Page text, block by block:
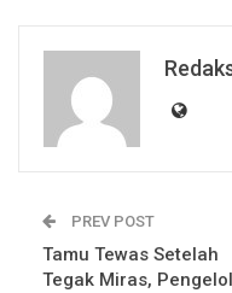
PREV POST
Tamu Tewas Setelah
Tegak Miras,